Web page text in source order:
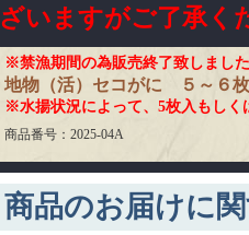
ざいますがご了承く
※禁漁期間の為販売終了致しまし
地物（活）セコがに ５～６
※水揚状況によって、5枚入もしく
商品番号：2025-04A
商品のお届けに